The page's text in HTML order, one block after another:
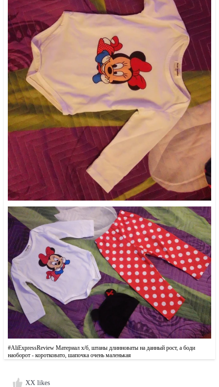
#AliExpressReview Материал х/б, штаны длинноваты на данный рост, а боди
наоборот - коротковато, шапочка очень маленькая
XX likes